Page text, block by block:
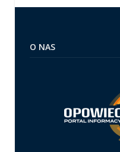
O NAS